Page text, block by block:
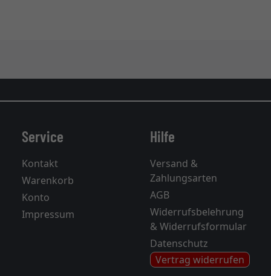
Service
Kontakt
Warenkorb
Konto
Impressum
Hilfe
Versand &
Zahlungsarten
AGB
Widerrufsbelehrung
& Widerrufsformular
Datenschutz
Vertrag widerrufen